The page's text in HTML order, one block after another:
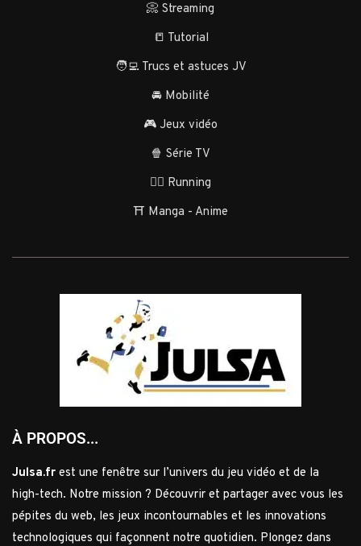
📀 Streaming
📒 Tutorial
🧑‍💻 Trucs et astuces JV
🚘 Mobilité
🎮 Jeux vidéo
🍿 Série TV
🏃‍♂️ Running
⛩️ Manga - Anime
À PROPOS...
Julsa.fr est une fenêtre sur l’univers du jeu vidéo et de la
high-tech. Notre mission ? Découvrir et partager avec vous les
pépites du web, les jeux incontournables et les innovations
technologiques qui façonnent notre quotidien. Plongez dans